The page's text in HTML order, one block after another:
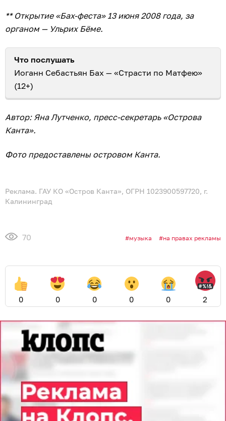
** Открытие «Бах-феста» 13 июня 2008 года, за
органом — Ульрих Бёме.
Что послушать
Иоганн Себастьян Бах — «Страсти по Матфею»
(12+)
Автор: Яна Лутченко, пресс-секретарь «Острова
Канта».
Фото предоставлены островом Канта.
Реклама. ГАУ КО «Остров Канта», ОГРН 1023900597720, г.
Калининград
70 музыка на правах рекламы
0 0 0 0 0 2